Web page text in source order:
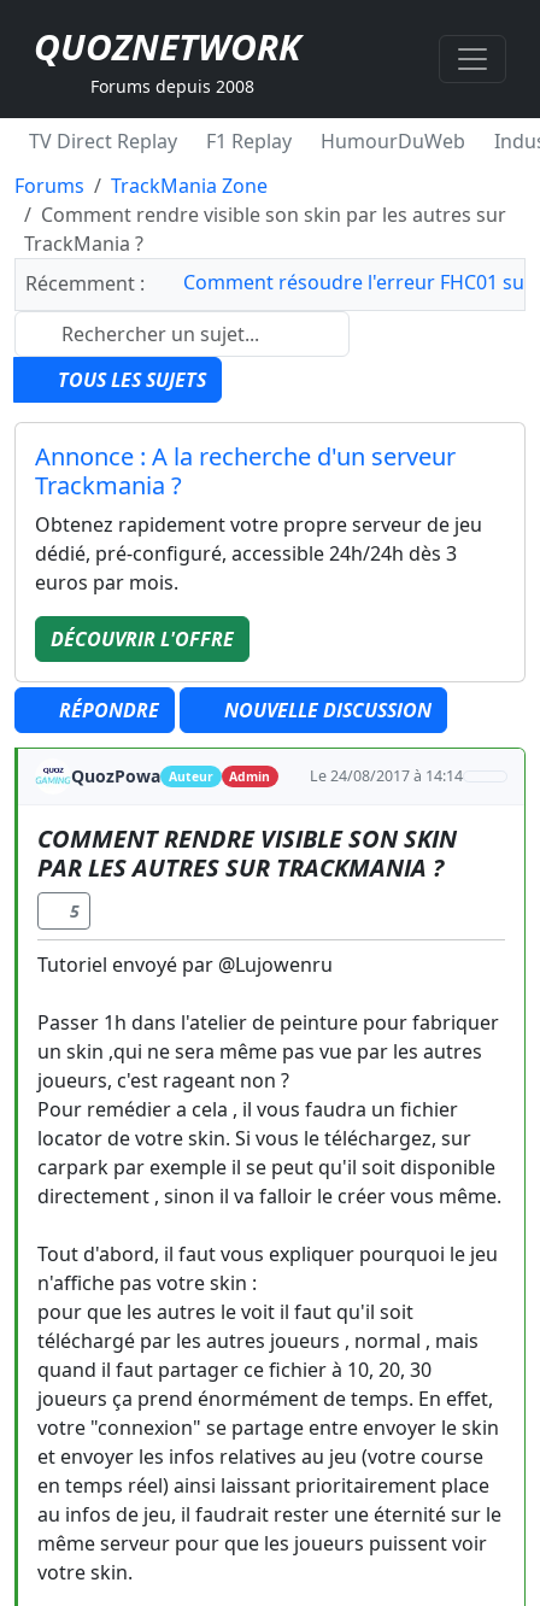
QUOZNETWORK
Forums depuis 2008
TV Direct Replay F1 Replay HumourDuWeb
Forums
TrackMania Zone
Comment rendre visible son skin par les autres sur
TrackMania ?
Récemment :
Comment résoudre l'erreur FHC01 sur
TOUS LES SUJETS
Annonce : A la recherche d'un serveur
Trackmania ?
Obtenez rapidement votre propre serveur de jeu
dédié, pré-configuré, accessible 24h/24h dès 3
euros par mois.
DÉCOUVRIR L'OFFRE
RÉPONDRE NOUVELLE DISCUSSION
QuozPowa Auteur Admin Le 24/08/2017 à 14:14
COMMENT RENDRE VISIBLE SON SKIN
PAR LES AUTRES SUR TRACKMANIA ?
5
Tutoriel envoyé par @Lujowenru
Passer 1h dans l'atelier de peinture pour fabriquer
un skin ,qui ne sera même pas vue par les autres
joueurs, c'est rageant non ?
Pour remédier a cela , il vous faudra un fichier
locator de votre skin. Si vous le téléchargez, sur
carpark par exemple il se peut qu'il soit disponible
directement , sinon il va falloir le créer vous même.
Tout d'abord, il faut vous expliquer pourquoi le jeu
n'affiche pas votre skin :
pour que les autres le voit il faut qu'il soit
téléchargé par les autres joueurs , normal , mais
quand il faut partager ce fichier à 10, 20, 30
joueurs ça prend énormément de temps. En effet,
votre "connexion" se partage entre envoyer le skin
et envoyer les infos relatives au jeu (votre course
en temps réel) ainsi laissant prioritairement place
au infos de jeu, il faudrait rester une éternité sur le
même serveur pour que les joueurs puissent voir
votre skin.